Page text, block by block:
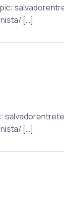
[…]
[…]